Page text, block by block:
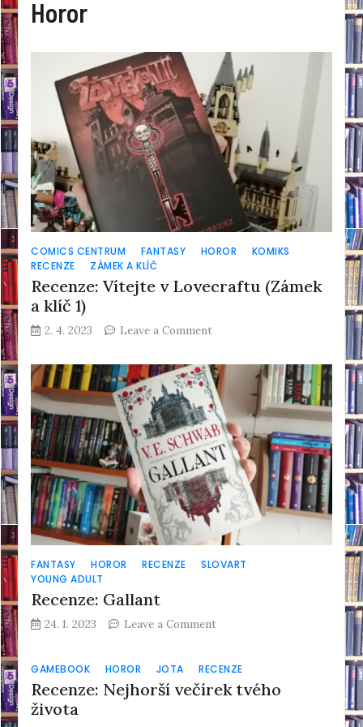
Horor
COMICS CENTRUM FANTASY HOROR
KOMIKS
RECENZE
ZÁMEK A KLÍČ
Recenze: Vítejte v Lovecraftu (Zámek
a klíč 1)
2. 4. 2023 Leave a Commenton
Vítejte
v
Lovecraftu
(Zámek
a
klíč
1)
FANTASY HOROR RECENZE
SLOVART
YOUNG ADULT
Recenze: Gallant
24. 1. 2023 Leave a Commenton
GAMEBOOK HOROR JOTA RECENZE
Recenze: Nejhorší večírek tvého
života